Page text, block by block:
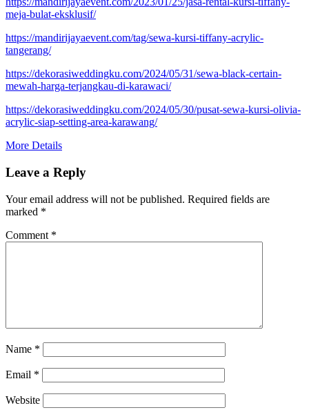
meja-bulat-eksklusif/
https://mandirijayaevent.com/tag/sewa-kursi-tiffany-acrylic-
tangerang/
https://dekorasiweddingku.com/2024/05/31/sewa-black-certain-
mewah-harga-terjangkau-di-karawaci/
https://dekorasiweddingku.com/2024/05/30/pusat-sewa-kursi-olivia-
acrylic-siap-setting-area-karawang/
More Details
Leave a Reply
Your email address will not be published. Required fields are
marked *
Comment *
Name *
Email *
Website